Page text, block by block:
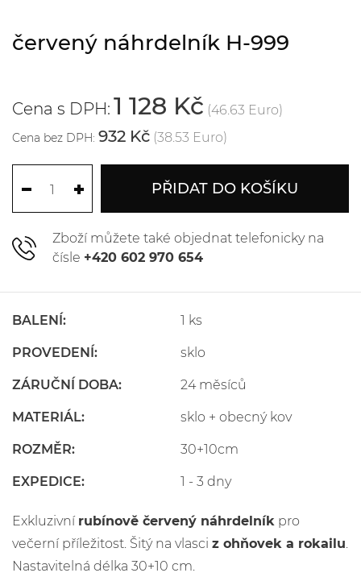
červený náhrdelník H-999
Cena s DPH: 1 128 Kč (46.63 Euro)
Cena bez DPH: 932 Kč (38.53 Euro)
PŘIDAT DO KOŠÍKU
Zboží můžete také objednat telefonicky na
čísle +420 602 970 654
BALENÍ: 1 ks
PROVEDENÍ: sklo
ZÁRUČNÍ DOBA: 24 měsíců
MATERIÁL: sklo + obecný kov
ROZMĚR: 30+10cm
EXPEDICE: 1 - 3 dny
Exkluzivní rubínově červený náhrdelník pro
večerní příležitost. Šitý na vlasci z ohňovek a rokailu.
Nastavitelná délka 30+10 cm.